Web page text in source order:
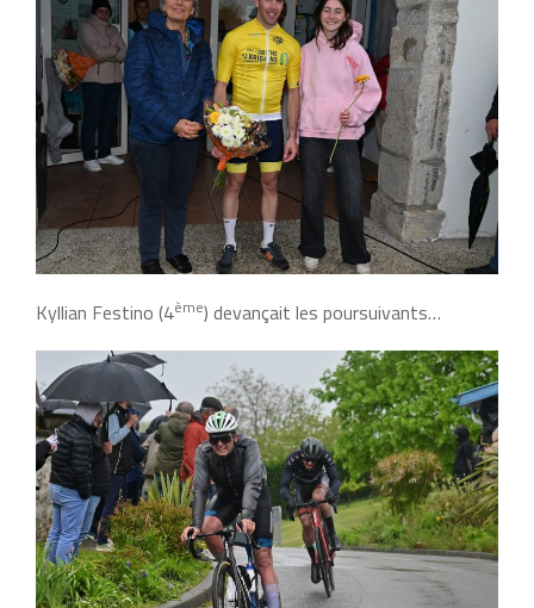
Kyllian Festino (4ème) devançait les poursuivants…